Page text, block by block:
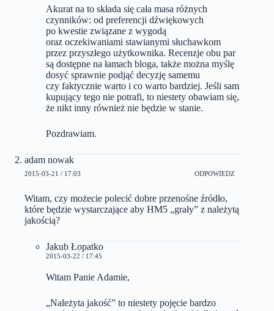
Akurat na to składa się cała masa różnych
czynników: od preferencji dźwiękowych
po kwestie związane z wygodą
oraz oczekiwaniami stawianymi słuchawkom
przez przyszłego użytkownika. Recenzje obu par
są dostępne na łamach bloga, także można myślę
dosyć sprawnie podjąć decyzję samemu
czy faktycznie warto i co warto bardziej. Jeśli sam
kupujący tego nie potrafi, to niestety obawiam się,
że nikt inny również nie będzie w stanie.
Pozdrawiam.
adam nowak
2015-03-21 / 17:03 ODPOWIEDZ
Witam, czy możecie polecić dobre przenośne źródło,
które będzie wystarczające aby HM5 „grały” z należytą
jakością?
Jakub Łopatko
2015-03-22 / 17:45
Witam Panie Adamie,
„Należyta jakość” to niestety pojęcie bardzo